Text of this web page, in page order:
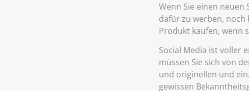
Wenn Sie einen
dafür zu werben, noch
Produkt kaufen, wenn
Social Media ist voller
müssen Sie sich von
und originellen und
gewissen